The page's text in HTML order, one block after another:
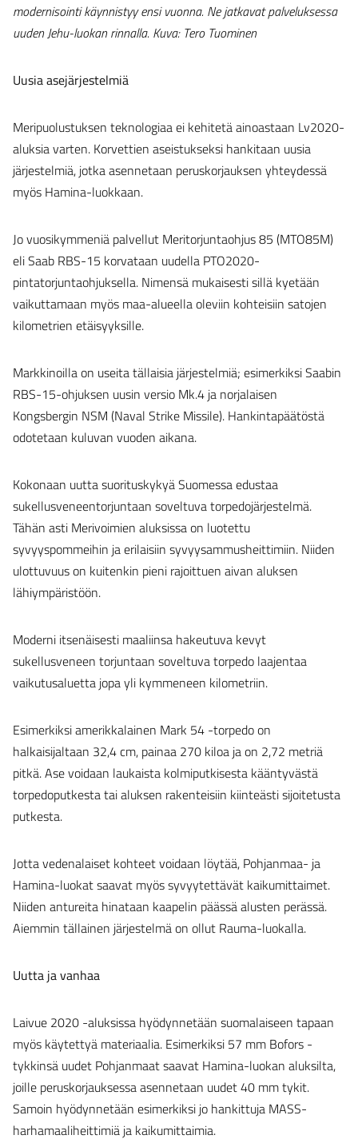
modernisointi käynnistyy ensi vuonna. Ne jatkavat palveluksessa
uuden Jehu-luokan rinnalla. Kuva: Tero Tuominen
Uusia asejärjestelmiä
Meripuolustuksen teknologiaa ei kehitetä ainoastaan Lv2020-
aluksia varten. Korvettien aseistukseksi hankitaan uusia
järjestelmiä, jotka asennetaan peruskorjauksen yhteydessä
myös Hamina-luokkaan.
Jo vuosikymmeniä palvellut Meritorjuntaohjus 85 (MTO85M)
eli Saab RBS-15 korvataan uudella PTO2020-
pintatorjuntaohjuksella. Nimensä mukaisesti sillä kyetään
vaikuttamaan myös maa-alueella oleviin kohteisiin satojen
kilometrien etäisyyksille.
Markkinoilla on useita tällaisia järjestelmiä; esimerkiksi Saabin
RBS-15-ohjuksen uusin versio Mk.4 ja norjalaisen
Kongsbergin NSM (Naval Strike Missile). Hankintapäätöstä
odotetaan kuluvan vuoden aikana.
Kokonaan uutta suorituskykyä Suomessa edustaa
sukellusveneentorjuntaan soveltuva torpedojärjestelmä.
Tähän asti Merivoimien aluksissa on luotettu
syvyyspommeihin ja erilaisiin syvyysammusheittimiin. Niiden
ulottuvuus on kuitenkin pieni rajoittuen aivan aluksen
lähiympäristöön.
Moderni itsenäisesti maaliinsa hakeutuva kevyt
sukellusveneen torjuntaan soveltuva torpedo laajentaa
vaikutusaluetta jopa yli kymmeneen kilometriin.
Esimerkiksi amerikkalainen Mark 54 -torpedo on
halkaisijaltaan 32,4 cm, painaa 270 kiloa ja on 2,72 metriä
pitkä. Ase voidaan laukaista kolmiputkisesta kääntyvästä
torpedoputkesta tai aluksen rakenteisiin kiinteästi sijoitetusta
putkesta.
Jotta vedenalaiset kohteet voidaan löytää, Pohjanmaa- ja
Hamina-luokat saavat myös syvyytettävät kaikumittaimet.
Niiden antureita hinataan kaapelin päässä alusten perässä.
Aiemmin tällainen järjestelmä on ollut Rauma-luokalla.
Uutta ja vanhaa
Laivue 2020 -aluksissa hyödynnetään suomalaiseen tapaan
myös käytettyä materiaalia. Esimerkiksi 57 mm Bofors -
tykkinsä uudet Pohjanmaat saavat Hamina-luokan aluksilta,
joille peruskorjauksessa asennetaan uudet 40 mm tykit.
Samoin hyödynnetään esimerkiksi jo hankittuja MASS-
harhamaaliheittimiä ja kaikumittaimia.